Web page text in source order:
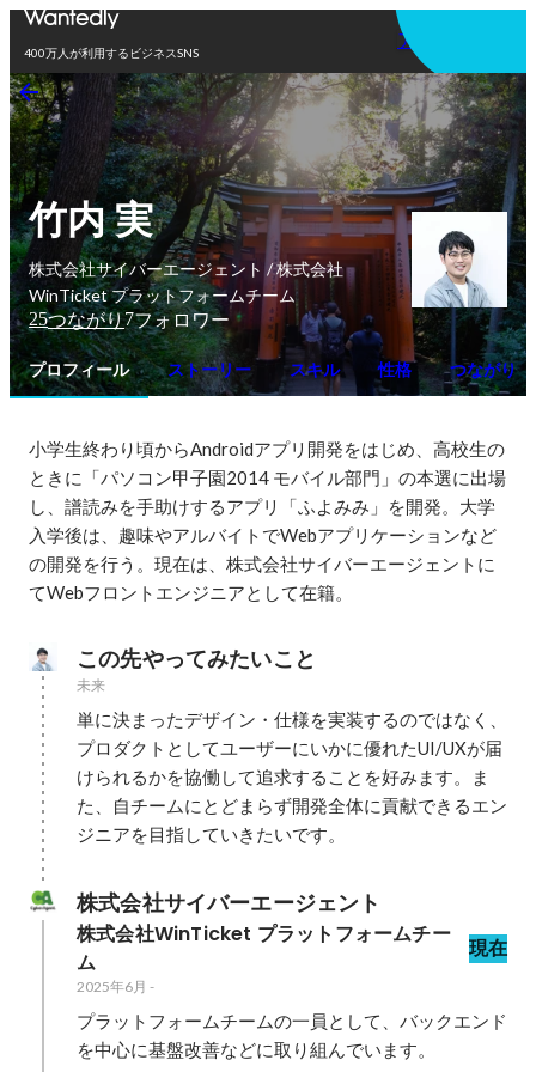
400万人が利用するビジネスSNS
アプリを使う
竹内 実
株式会社サイバーエージェント / 株式会社
WinTicket プラットフォームチーム
25つながり7フォロワー
プロフィール ストーリー スキル 性格 つながり
小学生終わり頃からAndroidアプリ開発をはじめ、高校生の
ときに「パソコン甲子園2014 モバイル部門」の本選に出場
し、譜読みを手助けするアプリ「ふよみみ」を開発。大学
入学後は、趣味やアルバイトでWebアプリケーションなど
の開発を行う。現在は、株式会社サイバーエージェントに
てWebフロントエンジニアとして在籍。
この先やってみたいこと
未来
単に決まったデザイン・仕様を実装するのではなく、
プロダクトとしてユーザーにいかに優れたUI/UXが届
けられるかを協働して追求することを好みます。ま
た、自チームにとどまらず開発全体に貢献できるエン
ジニアを目指していきたいです。
株式会社サイバーエージェント
株式会社WinTicket プラットフォームチー
ム
現在
2025年6月 -
プラットフォームチームの一員として、バックエンド
を中心に基盤改善などに取り組んでいます。